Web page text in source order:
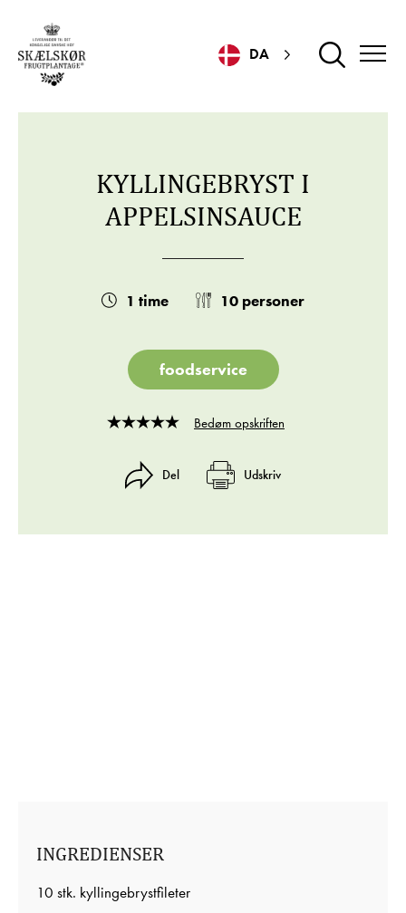
DA
KYLLINGEBRYST I
APPELSINSAUCE
1 time 10 personer
foodservice
Rated
out
of
Bedøm opskriften
Del Udskriv
INGREDIENSER
10 stk. kyllingebrystfileter